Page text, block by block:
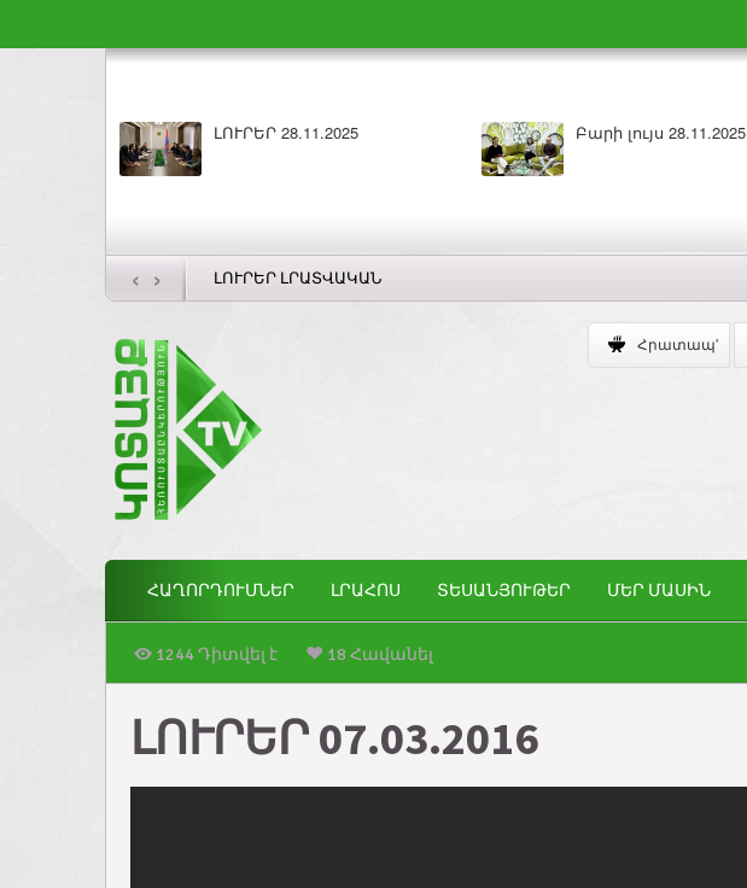
ԼՈՒՐԵՐ 28.11.2025 Բարի լույս 28.11.2025
‹ › ԼՈՒՐԵՐ ԼՐԱՏՎԱԿԱՆ
Հրատապ'
ՀԱՂՈՐԴՈՒՄՆԵՐ ԼՐԱՀՈՍ ՏԵՍԱՆՅՈՒԹԵՐ ՄԵՐ ՄԱՍԻՆ
1244 Դիտվել է 18 Հավանել
ԼՈՒՐԵՐ 07.03.2016